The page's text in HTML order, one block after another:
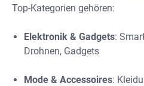
Top-Kategorien gehören:
Elektronik & Gadgets:
Drohnen, Gadgets
Mode & Accessoires: